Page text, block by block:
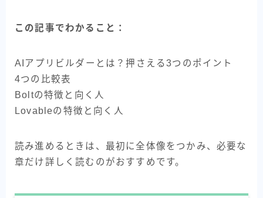
この記事でわかること：
AIアプリビルダーとは？押さえる3つのポイント
4つの比較表
Boltの特徴と向く人
Lovableの特徴と向く人
読み進めるときは、最初に全体像をつかみ、必要な
章だけ詳しく読むのがおすすめです。